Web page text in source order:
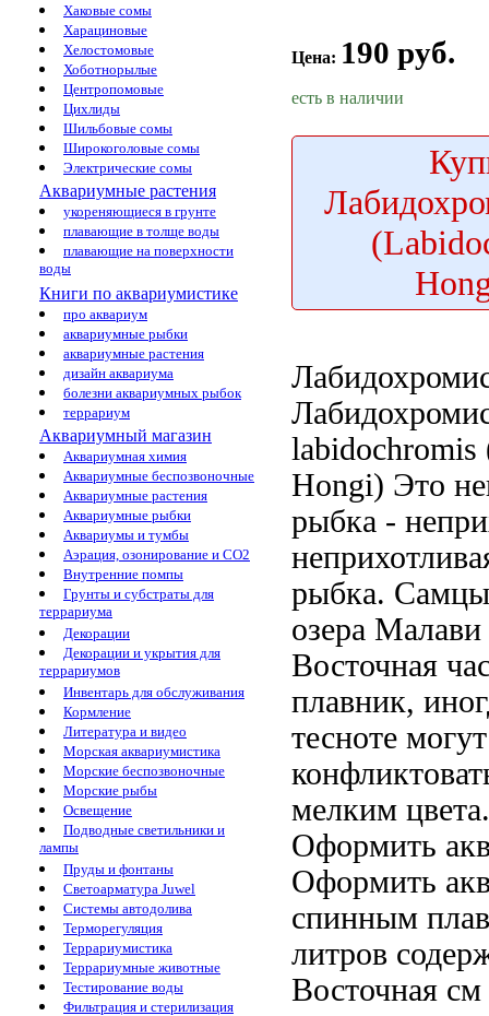
Хаковые сомы
Харациновые
Хелостомовые
Хоботнорылые
Центропомовые
Цихлиды
Шильбовые сомы
Широкоголовые сомы
Электрические сомы
Аквариумные растения
укореняющиеся в грунте
плавающие в толще воды
плавающие на поверхности
воды
Книги по аквариумистике
про аквариум
аквариумные рыбки
аквариумные растения
дизайн аквариума
болезни аквариумных рыбок
террариум
Аквариумный магазин
Аквариумная химия
Аквариумные беспозвоночные
Аквариумные растения
Аквариумные рыбки
Аквариумы и тумбы
Аэрация, озонирование и CO2
Внутренние помпы
Грунты и субстраты для
террариума
Декорации
Декорации и укрытия для
террариумов
Инвентарь для обслуживания
Кормление
Литература и видео
Морская аквариумистика
Морские беспозвоночные
Морские рыбы
Освещение
Подводные светильники и
лампы
Пруды и фонтаны
Светоарматура Juwel
Системы автодолива
Терморегуляция
Террариумистика
Террариумные животные
Тестирование воды
Фильтрация и стерилизация
Цена: 190 руб.
есть в наличии
labidochromis
Hongi) Это
рыбка -
рыбка.
озера
Восточная
плавник,
тесноте
мелким
Оформить
Оформить
спинным
литров
Восточная